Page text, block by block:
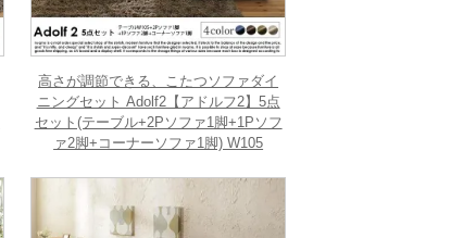
高さが調節できる、こたつソファダイ
ニングセット Adolf2【アドルフ2】5点
セット(テーブル+2Pソファ1脚+1Pソフ
ァ2脚+コーナーソファ1脚) W105